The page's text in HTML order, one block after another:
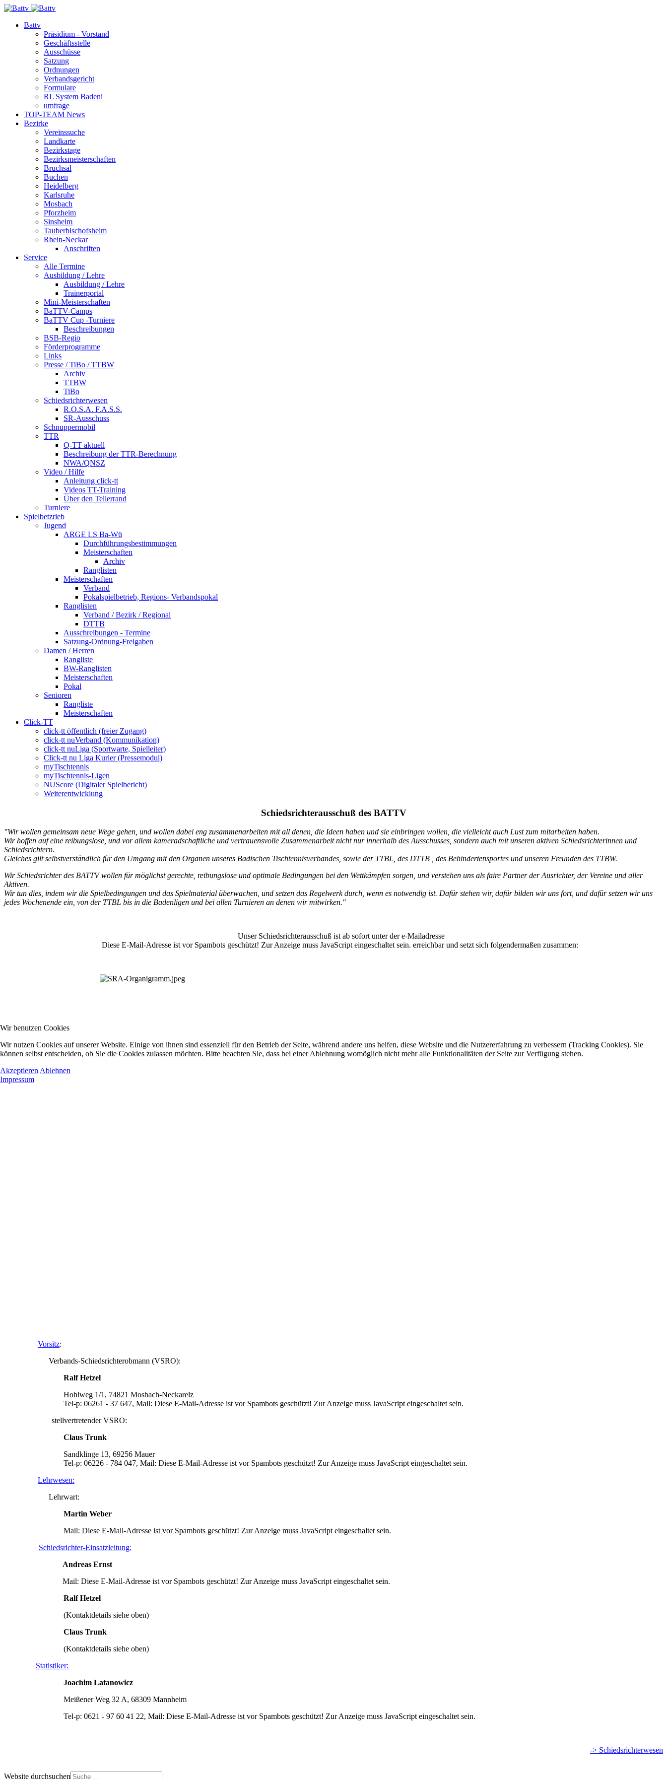
Battv
Präsidium - Vorstand
Geschäftsstelle
Ausschüsse
Satzung
Ordnungen
Verbandsgericht
Formulare
RL System Badeni
umfrage
TOP-TEAM News
Bezirke
Vereinssuche
Landkarte
Bezirkstage
Bezirksmeisterschaften
Bruchsal
Buchen
Heidelberg
Karlsruhe
Mosbach
Pforzheim
Sinsheim
Tauberbischofsheim
Rhein-Neckar
Anschriften
Service
Alle Termine
Ausbildung / Lehre
Ausbildung / Lehre
Trainerportal
Mini-Meisterschaften
BaTTV-Camps
BaTTV Cup -Turniere
Beschreibungen
BSB-Regio
Förderprogramme
Links
Presse / TiBo / TTBW
Archiv
TTBW
TiBo
Schiedsrichterwesen
R.O.S.A. F.A.S.S.
SR-Ausschuss
Schnuppermobil
TTR
Q-TT aktuell
Beschreibung der TTR-Berechnung
NWA/QNSZ
Video / Hilfe
Anleitung click-tt
Videos TT-Training
Über den Tellerrand
Turniere
Spielbetzrieb
Jugend
ARGE LS Ba-Wü
Durchführungsbestimmungen
Meisterschaften
Archiv
Ranglisten
Meisterschaften
Verband
Pokalspielbetrieb, Regions- Verbandspokal
Ranglisten
Verband / Bezirk / Regional
DTTB
Ausschreibungen - Termine
Satzung-Ordnung-Freigaben
Damen / Herren
Rangliste
BW-Ranglisten
Meisterschaften
Pokal
Senioren
Rangliste
Meisterschaften
Click-TT
click-tt öffentlich (freier Zugang)
click-tt nuVerband (Kommunikation)
click-tt nuLiga (Sportwarte, Spielleiter)
Click-tt nu Liga Kurier (Pressemodul)
myTischtennis
myTischtennis-Ligen
NUScore (Digitaler Spielbericht)
Weiterentwicklung
Schiedsrichterausschuß des BATTV
"Wir wollen gemeinsam neue Wege gehen, und wollen dabei eng zusammenarbeiten mit all denen, die Ideen haben und sie einbringen wollen, die vielleicht auch Lust zum mitarbeiten haben.
Wir hoffen auf eine reibungslose, und vor allem kameradschaftliche und vertrauensvolle Zusammenarbeit nicht nur innerhalb des Ausschusses, sondern auch mit unseren aktiven Schiedsrichterinnen und
Schiedsrichtern.
Gleiches gilt selbstverständlich für den Umgang mit den Organen unseres Badischen Tischtennisverbandes, sowie der TTBL, des DTTB , des Behindertensportes und unseren Freunden des TTBW.
Wir Schiedsrichter des BATTV wollen für möglichst gerechte, reibungslose und optimale Bedingungen bei den Wettkämpfen sorgen, und verstehen uns als faire Partner der Ausrichter, der Vereine und aller
Aktiven.
Wir tun dies, indem wir die Spielbedingungen und das Spielmaterial überwachen, und setzen das Regelwerk durch, wenn es notwendig ist. Dafür stehen wir, dafür bilden wir uns fort, und dafür setzen wir uns
jedes Wochenende ein, von der TTBL bis in die Badenligen und bei allen Turnieren an denen wir mitwirken."
Unser Schiedsrichterausschuß ist ab sofort unter der e-Mailadresse
Diese E-Mail-Adresse ist vor Spambots geschützt! Zur Anzeige muss JavaScript eingeschaltet sein. erreichbar und setzt sich folgendermaßen zusammen:
Vorsitz:
Verbands-Schiedsrichterobmann (VSRO):
Ralf Hetzel
Hohlweg 1/1, 74821 Mosbach-Neckarelz
Tel-p: 06261 - 37 647, Mail: Diese E-Mail-Adresse ist vor Spambots geschützt! Zur Anzeige muss JavaScript eingeschaltet sein.
stellvertretender VSRO:
Claus Trunk
Sandklinge 13, 69256 Mauer
Tel-p: 06226 - 784 047, Mail: Diese E-Mail-Adresse ist vor Spambots geschützt! Zur Anzeige muss JavaScript eingeschaltet sein.
Lehrwesen:
Lehrwart:
Martin Weber
Mail: Diese E-Mail-Adresse ist vor Spambots geschützt! Zur Anzeige muss JavaScript eingeschaltet sein.
Schiedsrichter-Einsatzleitung:
Andreas Ernst
Mail: Diese E-Mail-Adresse ist vor Spambots geschützt! Zur Anzeige muss JavaScript eingeschaltet sein.
Ralf Hetzel
(Kontaktdetails siehe oben)
Claus Trunk
(Kontaktdetails siehe oben)
Statistiker:
Joachim Latanowicz
Meißener Weg 32 A, 68309 Mannheim
Tel-p: 0621 - 97 60 41 22, Mail: Diese E-Mail-Adresse ist vor Spambots geschützt! Zur Anzeige muss JavaScript eingeschaltet sein.
-> Schiedsrichterwesen
Website durchsuchen
Wir benutzen Cookies
Wir nutzen Cookies auf unserer Website. Einige von ihnen sind essenziell für den Betrieb der Seite, während andere uns helfen, diese Website und die Nutzererfahrung zu verbessern (Tracking Cookies). Sie
können selbst entscheiden, ob Sie die Cookies zulassen möchten. Bitte beachten Sie, dass bei einer Ablehnung womöglich nicht mehr alle Funktionalitäten der Seite zur Verfügung stehen.
Akzeptieren Ablehnen
Impressum